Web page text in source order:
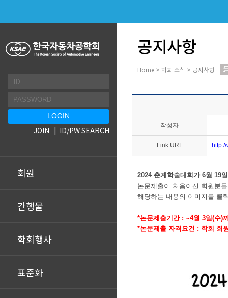
회원
간행물
학회행사
표준화
JOIN ID/PW SEARCH
공지사항
Home > 학회 소식 > 공지사항
작성자
Link URL
2024 춘계학술대회가 6월 19
논문제출이 처음이신 회원분
해당하는 내용의 이미지를 클
*논문제출기간 : ~4월 3일(수)
*논문제출 자격요건 : 학회 회